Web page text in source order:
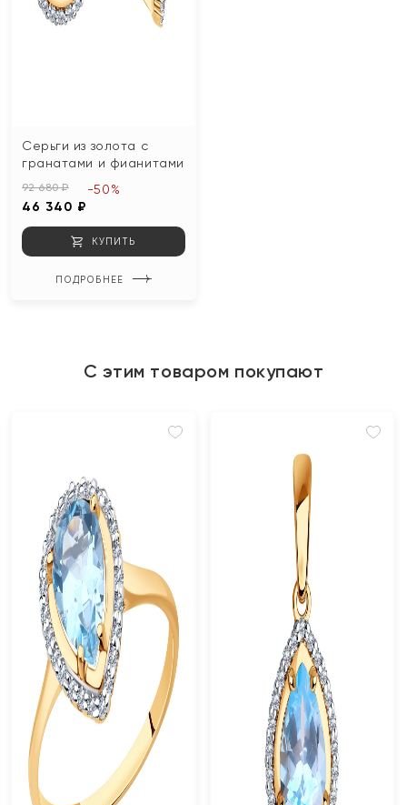
Серьги из золота с
гранатами и фианитами
92 680 ₽
46 340 ₽
-50%
КУПИТЬ
ПОДРОБНЕЕ
С этим товаром покупают